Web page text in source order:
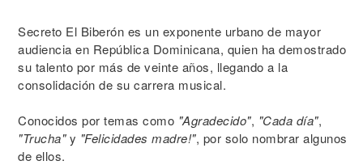
Secreto El Biberón es un exponente urbano de mayor
audiencia en República Dominicana, quien ha demostrado
su talento por más de veinte años, llegando a la
consolidación de su carrera musical.
Conocidos por temas como "Agradecido", "Cada día",
"Trucha"y "Felicidades madre!", por solo nombrar algunos
de ellos.